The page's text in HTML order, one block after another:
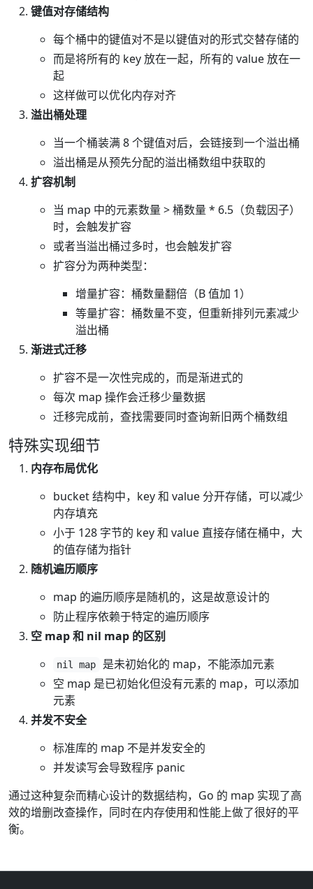
键值对存储结构
每个桶中的键值对不是以键值对的形式交替存储的
而是将所有的 key 放在一起，所有的 value 放在一
起
这样做可以优化内存对齐
溢出桶处理
当一个桶装满 8 个键值对后，会链接到一个溢出桶
溢出桶是从预先分配的溢出桶数组中获取的
扩容机制
当 map 中的元素数量 > 桶数量 * 6.5（负载因子）
时，会触发扩容
或者当溢出桶过多时，也会触发扩容
扩容分为两种类型：
增量扩容：桶数量翻倍（B 值加 1）
等量扩容：桶数量不变，但重新排列元素减少
溢出桶
渐进式迁移
扩容不是一次性完成的，而是渐进式的
每次 map 操作会迁移少量数据
迁移完成前，查找需要同时查询新旧两个桶数组
特殊实现细节
内存布局优化
bucket 结构中，key 和 value 分开存储，可以减少
内存填充
小于 128 字节的 key 和 value 直接存储在桶中，大
的值存储为指针
随机遍历顺序
map 的遍历顺序是随机的，这是故意设计的
防止程序依赖于特定的遍历顺序
空 map 和 nil map 的区别
nil map
是未初始化的 map，不能添加元素
空 map 是已初始化但没有元素的 map，可以添加
元素
并发不安全
标准库的 map 不是并发安全的
并发读写会导致程序 panic
通过这种复杂而精心设计的数据结构，Go 的 map 实现了高
效的增删改查操作，同时在内存使用和性能上做了很好的平
衡。